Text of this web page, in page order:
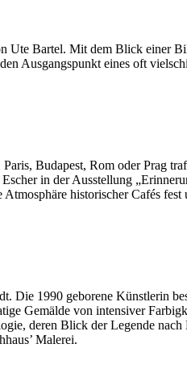
Bartel. Mit dem Blick einer
Ausgangspunkt eines oft
Budapest, Rom oder Prag
in der Ausstellung
historischer Cafés
Die 1990 geborene Künstlerin
Gemälde von intensiver
deren Blick der Legende
Malerei.